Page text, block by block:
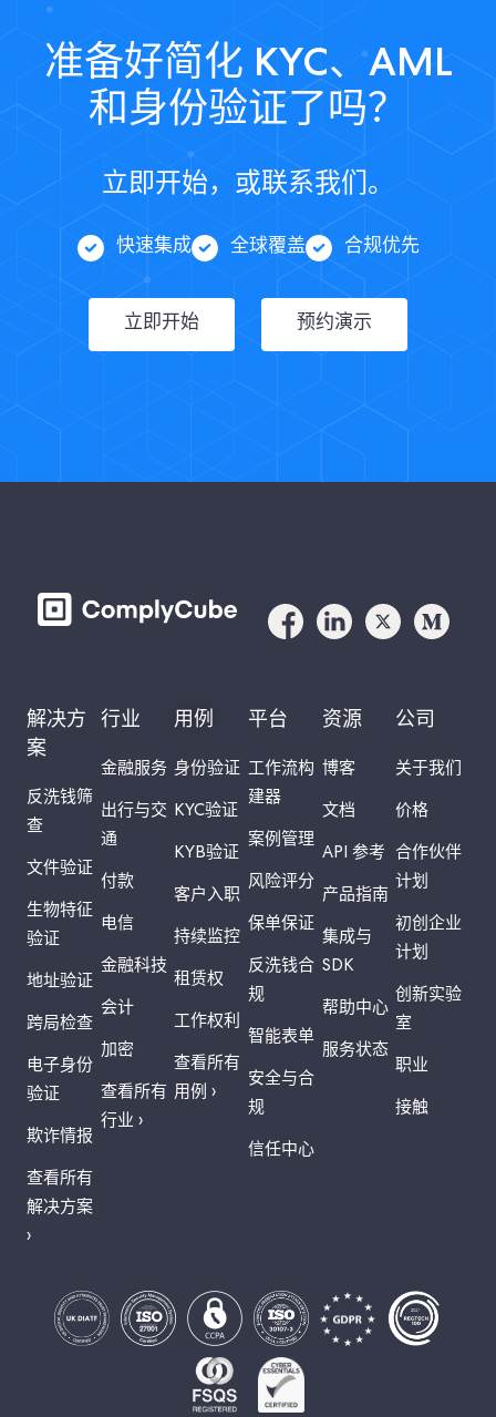
准备好简化 KYC、AML
和身份验证了吗？
立即开始，或联系我们。
快速集成 全球覆盖 合规优先
立即开始 预约演示
解决方
案
反洗钱筛
查
文件验证
生物特征
验证
地址验证
跨局检查
电子身份
验证
欺诈情报
查看所有
解决方案
›
行业
金融服务
出行与交
通
付款
电信
金融科技
会计
加密
查看所有
行业 ›
用例
身份验证
KYC验证
KYB验证
客户入职
持续监控
租赁权
工作权利
查看所有
用例 ›
平台
工作流构
建器
案例管理
风险评分
保单保证
反洗钱合
规
智能表单
安全与合
规
信任中心
资源
博客
文档
API 参考
产品指南
集成与
SDK
帮助中心
服务状态
公司
关于我们
价格
合作伙伴
计划
初创企业
计划
创新实验
室
职业
接触